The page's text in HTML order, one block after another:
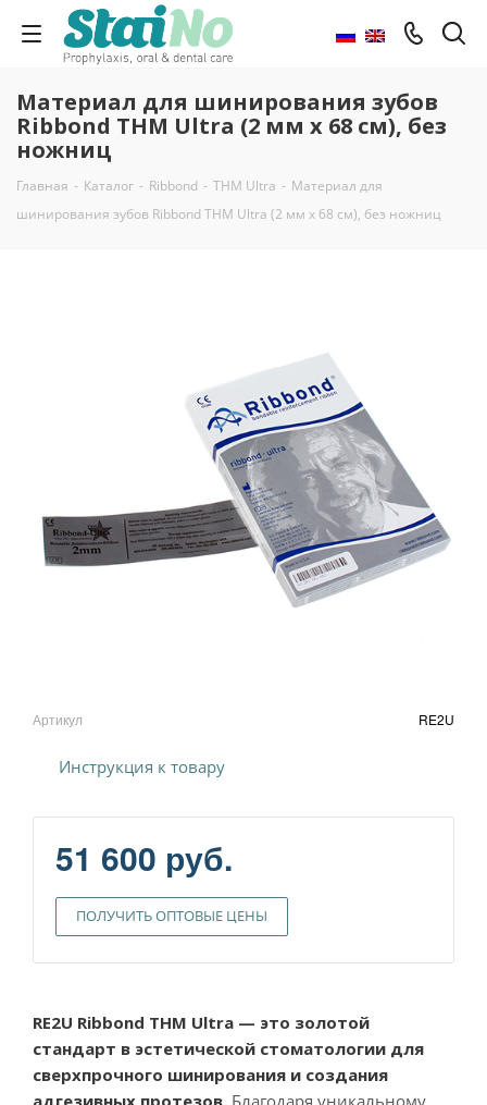
Материал для шинирования зубов
Ribbond THM Ultra (2 мм х 68 см), без
ножниц
Главная - Каталог - Ribbond - THM Ultra - Материал для
шинирования зубов Ribbond THM Ultra (2 мм х 68 см), без ножниц
Артикул RE2U
Инструкция к товару
51 600 руб.
ПОЛУЧИТЬ ОПТОВЫЕ ЦЕНЫ
RE2U Ribbond THM Ultra — это золотой
стандарт в эстетической стоматологии для
сверхпрочного шинирования и создания
адгезивных протезов. Благодаря уникальному